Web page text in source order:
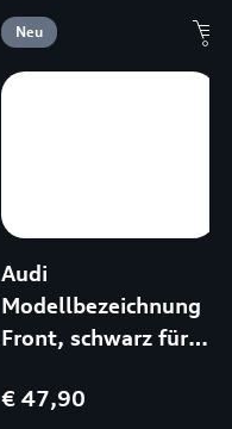
Neu
Audi
Modellbezeichnung
Front, schwarz für
€ 47,90